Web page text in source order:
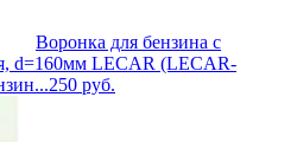
Воронка для бензина с
d=160мм LECAR (LECAR-
250 руб.